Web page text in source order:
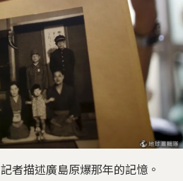
者描述廣島原爆那年的記憶。